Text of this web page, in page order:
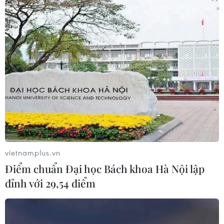
Quan chức LHQ đề xuất giải pháp thúc
đẩy kinh tế phi phát thải
30/07/2022 10:09
Theo Trợ lý Tổng thư ký Liên hợp quốc, trong bối cảnh
kinh tế toàn cầu ảm đạm, Việt Nam có thể chứng tỏ
mình là một điểm đến đầu tư hấp dẫn bằng cách thúc
đẩy tăng trưởng xanh và bao trùm.
vietnamplus.vn
Điểm chuẩn Đại học Bách khoa Hà Nội lập
đỉnh với 29,54 điểm